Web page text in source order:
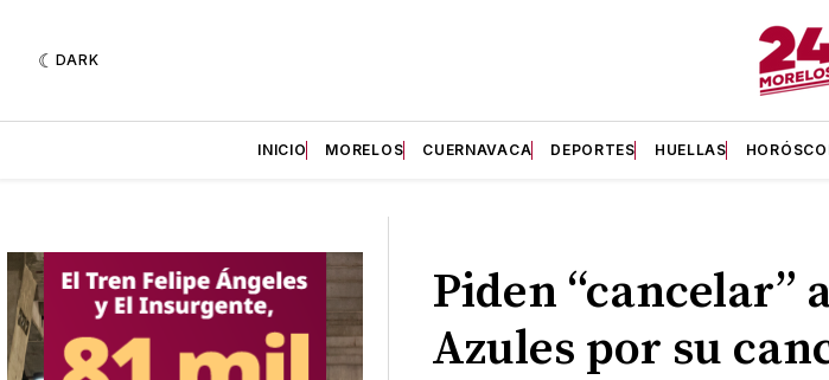
DARK
INICIO MORELOS CUERNAVACA DEPORTES HUELLAS
Piden “cancelar”
Azules por su